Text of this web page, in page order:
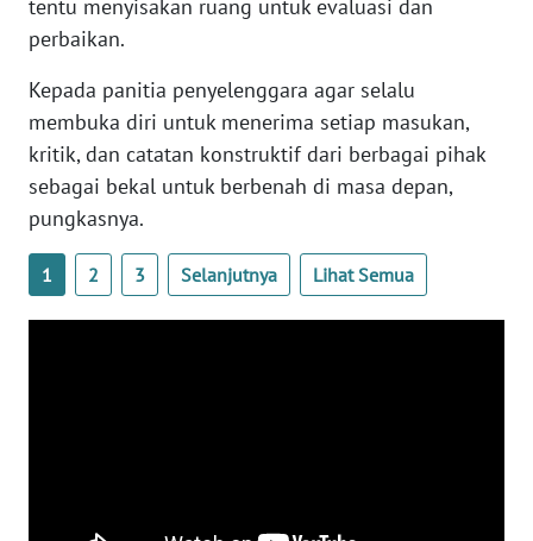
tentu menyisakan ruang untuk evaluasi dan
perbaikan.
Kepada panitia penyelenggara agar selalu
membuka diri untuk menerima setiap masukan,
kritik, dan catatan konstruktif dari berbagai pihak
sebagai bekal untuk berbenah di masa depan,
pungkasnya.
1 2 3 Selanjutnya Lihat Semua
NTB
WN
SULTENG
SULBAR
BABEL
WN